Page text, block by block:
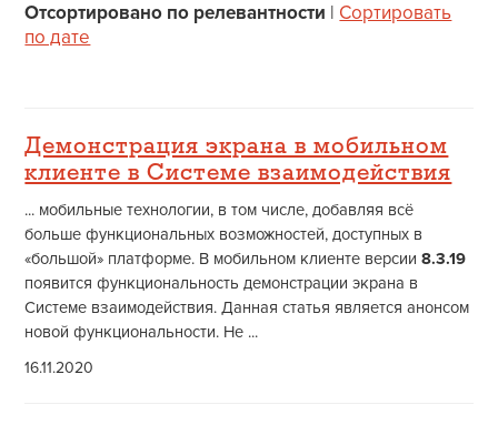
Отсортировано по релевантности | Сортировать
по дате
Демонстрация экрана в мобильном
клиенте в Системе взаимодействия
... мобильные технологии, в том числе, добавляя всё
больше функциональных возможностей, доступных в
«большой» платформе. В мобильном клиенте версии8.3.19
появится функциональность демонстрации экрана в
Системе взаимодействия. Данная статья является анонсом
новой функциональности. Не ...
16.11.2020